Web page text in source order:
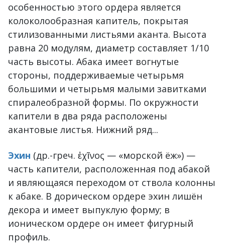
особенностью этого ордера является
колоколообразная капитель, покрытая
стилизованными листьями аканта. Высота
равна 20 модулям, диаметр составляет 1/10
часть высоты. Абака имеет вогнутые
стороны, поддерживаемые четырьмя
большими и четырьмя малыми завитками
спиралеобразной формы. По окружности
капители в два ряда расположены
акантовые листья. Нижний ряд...
Эхин (др.-греч. ἐχῖνος — «морской ёж») —
часть капители, расположенная под абакой
и являющаяся переходом от ствола колонны
к абаке. В дорическом ордере эхин лишён
декора и имеет выпуклую форму; в
ионическом ордере он имеет фигурный
профиль.